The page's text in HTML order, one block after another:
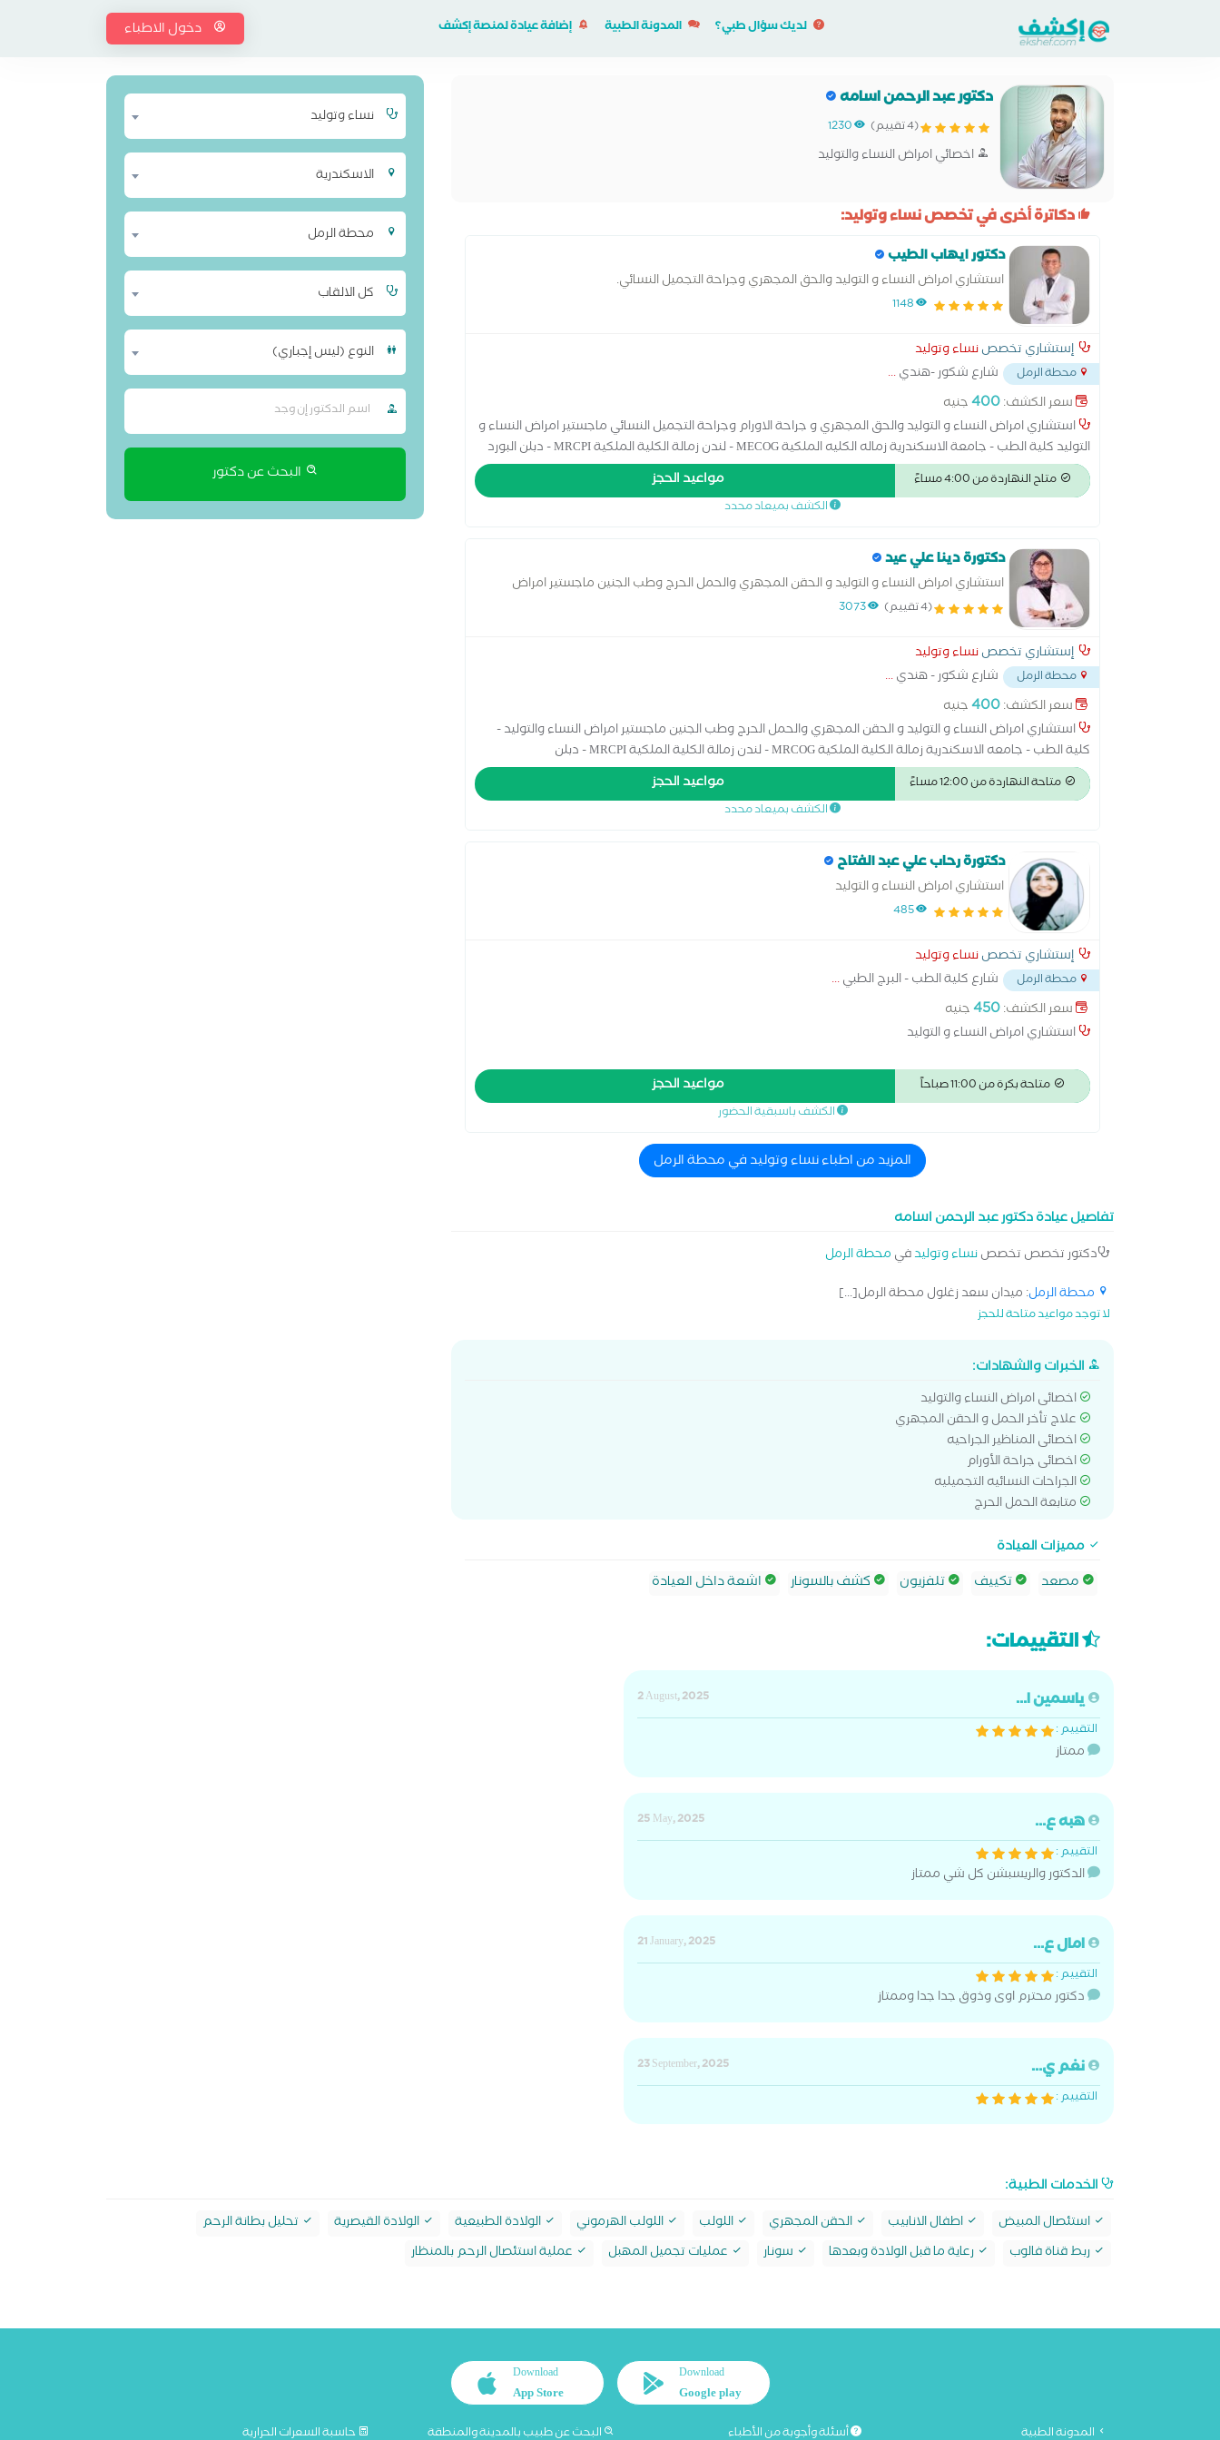
لديك سؤال طبي؟ المدونة الطبية إضافة عيادة لمنصة إكشف دخول الاطباء
دكتور عبد الرحمن اسامه
(4 تقييم) 1230
اخصائي امراض النساء والتوليد
دكاترة أخرى في تخصص نساء وتوليد:
دكتور ايهاب الطيب
استشاري امراض النساء و التوليد والحق المجهري وجراحة التجميل النسائي.
1148
إستشاري تخصصنساء وتوليد
محطة الرمل شارع شكور -هندي...
سعر الكشف:400جنيه
استشاري امراض النساء و التوليد والحق المجهري و جراحة الاورام وجراحة التجميل النسائي ماجستير امراض النساء و
التوليد كلية الطب - جامعة الاسكندرية زماله الكليه الملكية MECOG - لندن زمالة الكلية الملكية MRCPI - دبلن البورد
الاوربي لامراض النساء و التوليد EBCOG - بروكسل - بلجيكا
متاح النهاردة من 4:00 مساءً مواعيد الحجز
الكشف بميعاد محدد
دكتورة دينا علي عيد
استشاري امراض النساء و التوليد و الحقن المجهري والحمل الحرج وطب الجنين ماجستير امراض
النساء والتوليد - كلية الطب - جامعه الاسكندرية زمالة الكلية الملكية MRCOG - لندن
(4 تقييم) 3073
إستشاري تخصصنساء وتوليد
محطة الرمل شارع شكور - هندي...
سعر الكشف:400جنيه
استشاري امراض النساء و التوليد و الحقن المجهري والحمل الحرج وطب الجنين ماجستير امراض النساء والتوليد -
كلية الطب - جامعه الاسكندرية زمالة الكلية الملكية MRCOG - لندن زمالة الكلية الملكية MRCPI - دبلن
متاحة النهاردة من 12:00 مساءً مواعيد الحجز
الكشف بميعاد محدد
دكتورة رحاب علي عبد الفتاح
استشاري امراض النساء و التوليد
485
إستشاري تخصصنساء وتوليد
محطة الرمل شارع كلية الطب - البرج الطبي...
سعر الكشف:450جنيه
استشاري امراض النساء و التوليد
متاحة بكرة من 11:00 صباحاً مواعيد الحجز
الكشف باسبقية الحضور
المزيد من اطباء نساء وتوليد في محطة الرمل
تفاصيل عيادة دكتور عبد الرحمن اسامه
دكتور تخصص تخصصنساء وتوليدفي محطة الرمل
محطة الرمل: ميدان سعد زغلول محطة الرمل[...]
لا توجد مواعيد متاحة للحجز
الخبرات والشهادات:
اخصائى امراض النساء والتوليد
علاج تأخر الحمل و الحقن المجهري
اخصائى المناظير الجراحيه
اخصائى جراحة الأورام
الجراحات النسائيه التجميليه
متابعة الحمل الحرج
مميزات العيادة
مصعد
تكييف تلفزيون كشف بالسونار اشعة داخل العيادة
نساء وتوليد
الاسكندرية
محطة الرمل
كل الالقاب
النوع (ليس إجباري)
البحث عن دكتور
التقييمات:
ياسمين ا...
2 August, 2025
التقييم :
ممتاز
هبه ع...
25 May, 2025
التقييم :
الدكتور والريسبشن كل شي ممتاز
امال ع...
21 January, 2025
التقييم :
دكتور محترم اوى وذوق جدا جدا وممتاز
نغم ي...
23 September, 2025
التقييم :
الخدمات الطبية:
استئصال المبيض اطفال الانابيب الحقن المجهري اللولب اللولب الهرموني الولادة الطبيعية الولادة القيصرية
تحليل بطانة الرحم
ربط قناة فالوب
رعاية ما قبل الولادة وبعدها سونار عمليات تجميل المهبل عملية استئصال الرحم بالمنظار
Download
Google play
Download
App Store
المدونة الطبية أسئلة وأجوبة من الأطباء البحث عن طبيب بالمدينة والمنطقة حاسبة السعرات الحرارية